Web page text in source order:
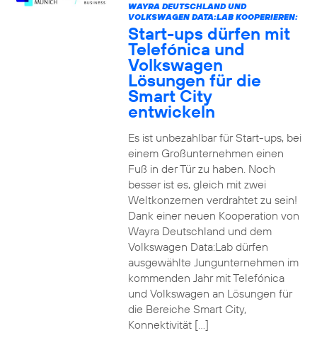
WAYRA DEUTSCHLAND UND
VOLKSWAGEN DATA:LAB KOOPERIEREN:
Start-ups dürfen mit
Telefónica und
Volkswagen
Lösungen für die
Smart City
entwickeln
Es ist unbezahlbar für Start-ups, bei
einem Großunternehmen einen
Fuß in der Tür zu haben. Noch
besser ist es, gleich mit zwei
Weltkonzernen verdrahtet zu sein!
Dank einer neuen Kooperation von
Wayra Deutschland und dem
Volkswagen Data:Lab dürfen
ausgewählte Jungunternehmen im
kommenden Jahr mit Telefónica
und Volkswagen an Lösungen für
die Bereiche Smart City,
Konnektivität […]